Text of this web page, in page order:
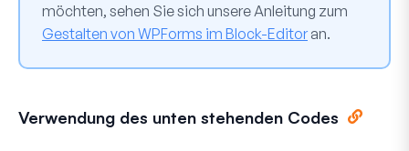
möchten, sehen Sie sich unsere Anleitung zum
Gestalten von WPForms im Block-Editor an.
Verwendung des unten stehenden Codes